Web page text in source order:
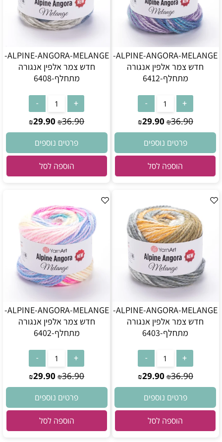
ALPINE-ANGORA-MELANGE-
חדש צמר אלפין אנגורה
מתחלף-6412
₪36.90
₪29.90
פרטים נוספים
הוספה לסל
ALPINE-ANGORA-MELANGE-
חדש צמר אלפין אנגורה
מתחלף-6408
₪36.90
₪29.90
פרטים נוספים
הוספה לסל
ALPINE-ANGORA-MELANGE-
חדש צמר אלפין אנגורה
מתחלף-6403
₪36.90
₪29.90
פרטים נוספים
הוספה לסל
ALPINE-ANGORA-MELANGE-
חדש צמר אלפין אנגורה
מתחלף-6402
₪36.90
₪29.90
פרטים נוספים
הוספה לסל